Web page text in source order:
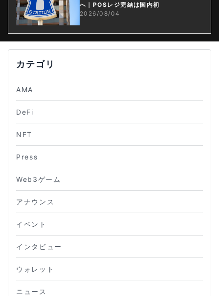
へ｜POSレジ完結は国内初
2026/08/04
カテゴリ
AMA
DeFi
NFT
Press
Web3ゲーム
アナウンス
イベント
インタビュー
ウォレット
ニュース